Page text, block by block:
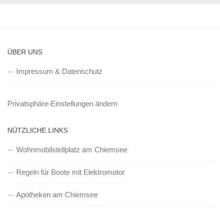
ÜBER UNS
Impressum & Datenschutz
Privatsphäre-Einstellungen ändern
NÜTZLICHE LINKS
Wohnmobilstellplatz am Chiemsee
Regeln für Boote mit Elektromotor
Apotheken am Chiemsee